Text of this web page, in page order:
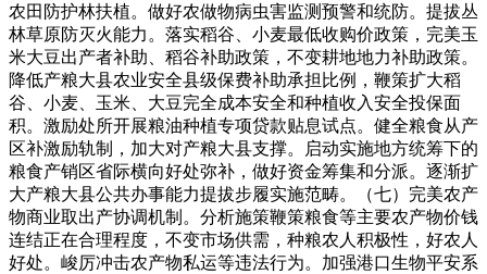
农田防护林扶植。做好农做物病虫害监测预警和统防。提拔丛
林草原防灭火能力。落实稻谷、小麦最低收购价政策，完美玉
米大豆出产者补助、稻谷补助政策，不变耕地地力补助政策。
降低产粮大县农业安全县级保费补助承担比例，鞭策扩大稻
谷、小麦、玉米、大豆完全成本安全和种植收入安全投保面
积。激励处所开展粮油种植专项贷款贴息试点。健全粮食从产
区补激励轨制，加大对产粮大县支撑。启动实施地方统筹下的
粮食产销区省际横向好处弥补，做好资金筹集和分派。逐渐扩
大产粮大县公共办事能力提拔步履实施范畴。（七）完美农产
物商业取出产协调机制。分析施策鞭策粮食等主要农产物价钱
连结正在合理程度，不变市场供需，种粮农人积极性，好农人
好处。峻厉冲击农产物私运等违法行为。加强港口生物平安系